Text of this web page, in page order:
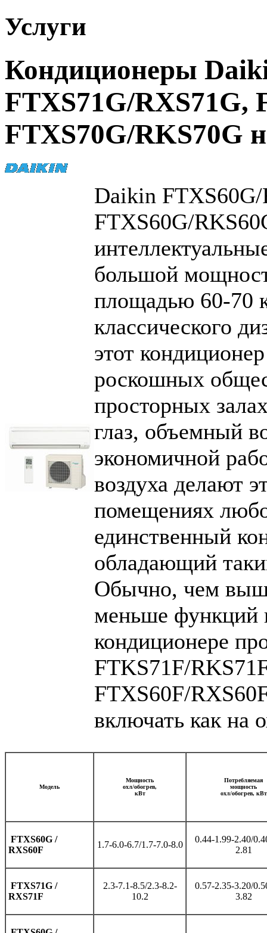
Услуги
Кондиционеры
FTXS71G/RXS71G,
FTXS70G/RKS70G
Daikin
FTXS60G/
большой
площадью 60-70
классического
этот
роскошных
просторных
глаз, объемный
экономичной
воздуха делают
помещениях
единственный
обладающий
Обычно, чем
меньше функций
кондиционере
FTKS71F/
FTXS60F/
включать как на
Модель
Мощность
охл/обогрев,
кВт
Потребляемая
мощность
охл/обогрев, кВт
FTXS60G /
RXS60F
1.7-6.0-6.7/1.7-7.0-8.0
0.44-1.99-2.40/
2.81
FTXS71G /
RXS71F
2.3-7.1-8.5/2.3-8.2-
10.2
0.57-2.35-3.20/
3.82